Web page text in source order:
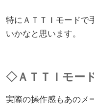
特にＡＴＴＩモードで
いかなと思います。
◇ＡＴＴＩモー
実際の操作感もあのメ